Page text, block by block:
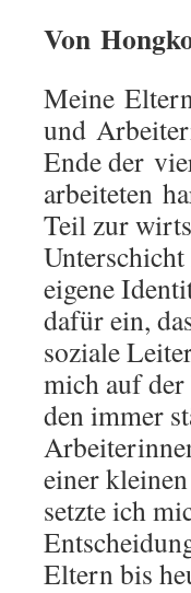
Von
Meine
und
Ende der
arbeiteten
Teil zur
eigene
dafür ein,
soziale
mich auf
den immer
einer
setzte ich
Eltern bis